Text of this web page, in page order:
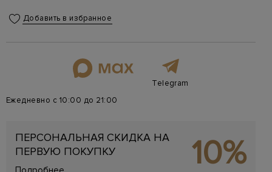
Добавить в избранное
Telegram
Ежедневно с 10:00 до 21:00
ПЕРСОНАЛЬНАЯ СКИДКА НА
ПЕРВУЮ ПОКУПКУ
10%